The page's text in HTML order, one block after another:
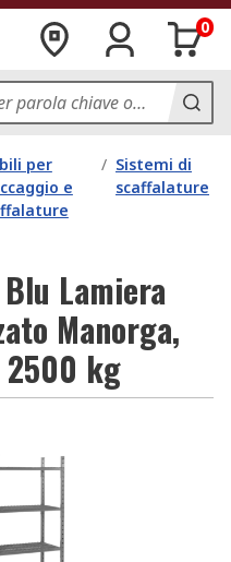
0
per
e
/ Sistemi di
scaffalature
Lamiera
Manorga,
kg